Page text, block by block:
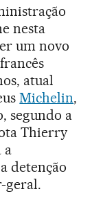
nesta
um novo
atual
Michelin,
segundo a
Thierry
a
detenção
geral.